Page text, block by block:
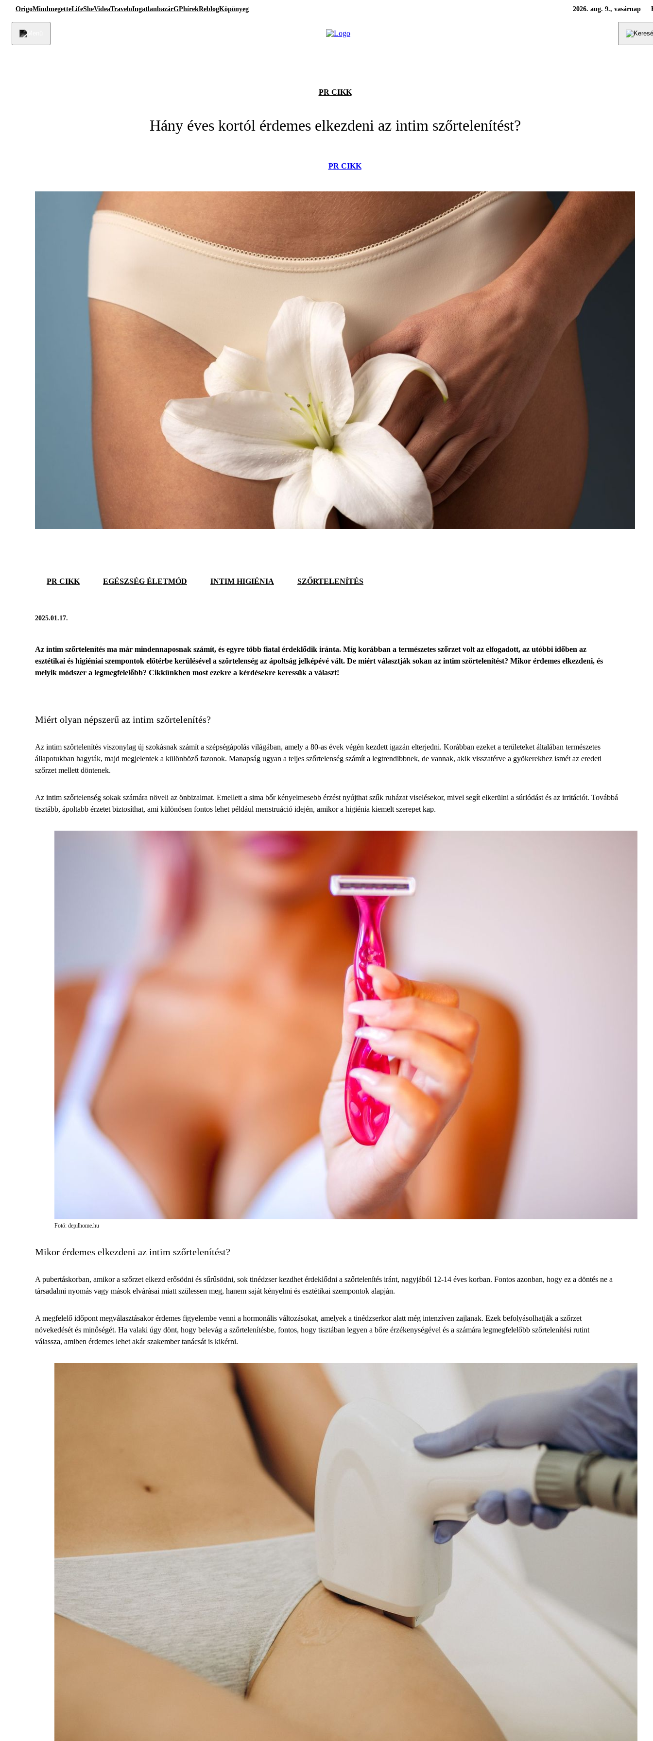
OrigoMindmegetteLifeSheVideaTraveloIngatlanbazárGPhírekReblogKöpönyeg 2026. aug. 9., vasárnap
PR CIKK
Hány éves kortól érdemes elkezdeni az intim szőrtelenítést?
PR CIKK
PR CIKK EGÉSZSÉG ÉLETMÓD INTIM HIGIÉNIA SZŐRTELENÍTÉS
2025.01.17.
Az intim szőrtelenítés ma már mindennaposnak számít, és egyre több fiatal érdeklődik iránta. Míg korábban a természetes szőrzet volt az elfogadott, az utóbbi időben az
esztétikai és higiéniai szempontok előtérbe kerülésével a szőrtelenség az ápoltság jelképévé vált. De miért választják sokan az intim szőrtelenítést? Mikor érdemes elkezdeni, és
melyik módszer a legmegfelelőbb? Cikkünkben most ezekre a kérdésekre keressük a választ!
Miért olyan népszerű az intim szőrtelenítés?
Az intim szőrtelenítés viszonylag új szokásnak számít a szépségápolás világában, amely a 80-as évek végén kezdett igazán elterjedni. Korábban ezeket a területeket általában természetes
állapotukban hagyták, majd megjelentek a különböző fazonok. Manapság ugyan a teljes szőrtelenség számít a legtrendibbnek, de vannak, akik visszatérve a gyökerekhez ismét az eredeti
szőrzet mellett döntenek.
Az intim szőrtelenség sokak számára növeli az önbizalmat. Emellett a sima bőr kényelmesebb érzést nyújthat szűk ruházat viselésekor, mivel segít elkerülni a súrlódást és az irritációt. Továbbá
tisztább, ápoltabb érzetet biztosíthat, ami különösen fontos lehet például menstruáció idején, amikor a higiénia kiemelt szerepet kap.
Fotó: depilhome.hu
Mikor érdemes elkezdeni az intim szőrtelenítést?
A pubertáskorban, amikor a szőrzet elkezd erősödni és sűrűsödni, sok tinédzser kezdhet érdeklődni a szőrtelenítés iránt, nagyjából 12-14 éves korban. Fontos azonban, hogy ez a döntés ne a
társadalmi nyomás vagy mások elvárásai miatt szülessen meg, hanem saját kényelmi és esztétikai szempontok alapján.
A megfelelő időpont megválasztásakor érdemes figyelembe venni a hormonális változásokat, amelyek a tinédzserkor alatt még intenzíven zajlanak. Ezek befolyásolhatják a szőrzet
növekedését és minőségét. Ha valaki úgy dönt, hogy belevág a szőrtelenítésbe, fontos, hogy tisztában legyen a bőre érzékenységével és a számára legmegfelelőbb szőrtelenítési rutint
válassza, amiben érdemes lehet akár szakember tanácsát is kikérni.